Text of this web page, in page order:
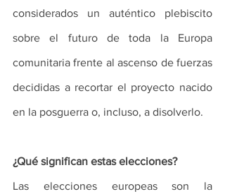
considerados un auténtico plebiscito
sobre el futuro de toda la Europa
comunitaria frente al ascenso de fuerzas
decididas a recortar el proyecto nacido
en la posguerra o, incluso, a disolverlo.
¿Qué significan estas elecciones?
Las elecciones europeas son la